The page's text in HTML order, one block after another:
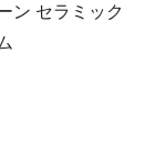
ン セラミック